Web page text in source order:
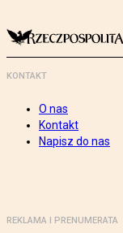
KONTAKT
O nas
Kontakt
Napisz do nas
REKLAMA I PRENUMERATA